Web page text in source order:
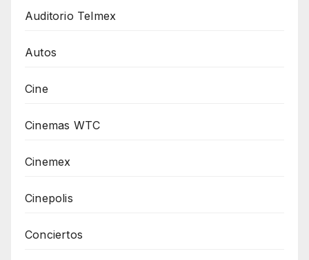
Auditorio Telmex
Autos
Cine
Cinemas WTC
Cinemex
Cinepolis
Conciertos